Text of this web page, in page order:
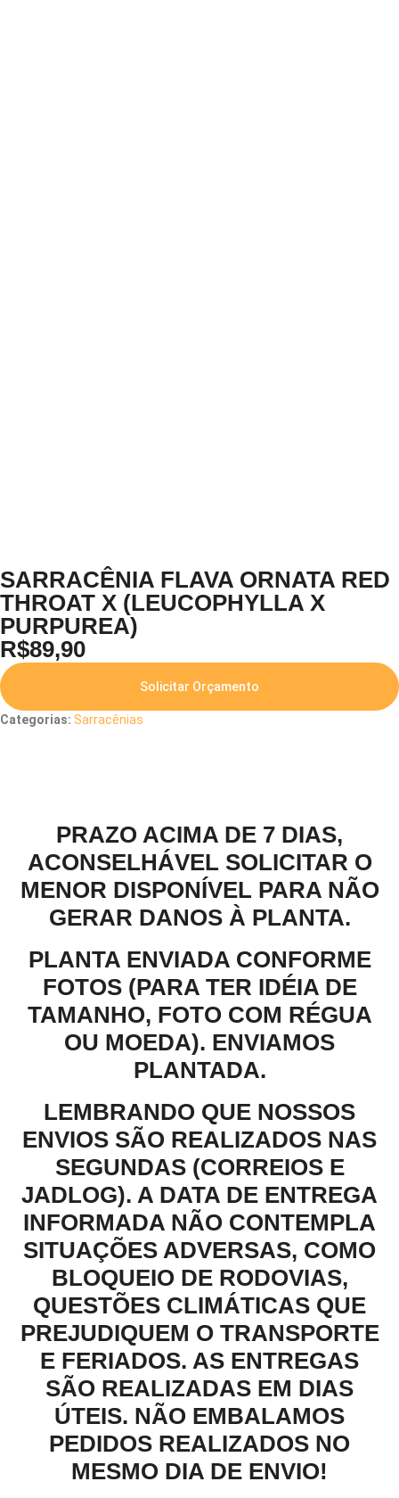
SARRACÊNIA FLAVA ORNATA RED
THROAT X (LEUCOPHYLLA X
PURPUREA)
R$89,90
Solicitar Orçamento
Categorias: Sarracênias
PRAZO ACIMA DE 7 DIAS,
ACONSELHÁVEL SOLICITAR O
MENOR DISPONÍVEL PARA NÃO
GERAR DANOS À PLANTA.
PLANTA ENVIADA CONFORME
FOTOS (PARA TER IDÉIA DE
TAMANHO, FOTO COM RÉGUA
OU MOEDA). ENVIAMOS
PLANTADA.
LEMBRANDO QUE NOSSOS
ENVIOS SÃO REALIZADOS NAS
SEGUNDAS (CORREIOS E
JADLOG). A DATA DE ENTREGA
INFORMADA NÃO CONTEMPLA
SITUAÇÕES ADVERSAS, COMO
BLOQUEIO DE RODOVIAS,
QUESTÕES CLIMÁTICAS QUE
PREJUDIQUEM O TRANSPORTE
E FERIADOS. AS ENTREGAS
SÃO REALIZADAS EM DIAS
ÚTEIS. NÃO EMBALAMOS
PEDIDOS REALIZADOS NO
MESMO DIA DE ENVIO!